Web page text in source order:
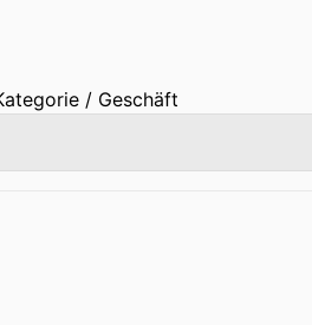
/ Geschäft